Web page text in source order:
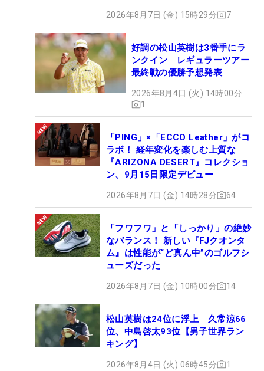
2026年8月7日 (金) 15時29分 7
好調の松山英樹は3番手にラ
ンクイン レギュラーツアー
最終戦の優勝予想発表
2026年8月4日 (火) 14時00分
1
「PING」×「ECCO Leather」がコ
ラボ！ 経年変化を楽しむ上質な
『ARIZONA DESERT』コレクショ
ン、9月15日限定デビュー
2026年8月7日 (金) 14時28分 64
「フワフワ」と「しっかり」の絶妙
なバランス！ 新しい『FJクオンタ
ム』は性能が“ど真ん中”のゴルフシ
ューズだった
2026年8月7日 (金) 10時00分 14
松山英樹は24位に浮上 久常涼66
位、中島啓太93位【男子世界ラン
キング】
2026年8月4日 (火) 06時45分 1